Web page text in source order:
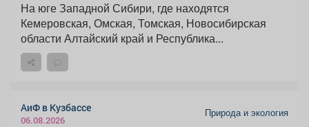
На юге Западной Сибири, где находятся
Кемеровская, Омская, Томская, Новосибирская
области Алтайский край и Республика...
АиФ в Кузбассе
06.08.2026
Природа и экология